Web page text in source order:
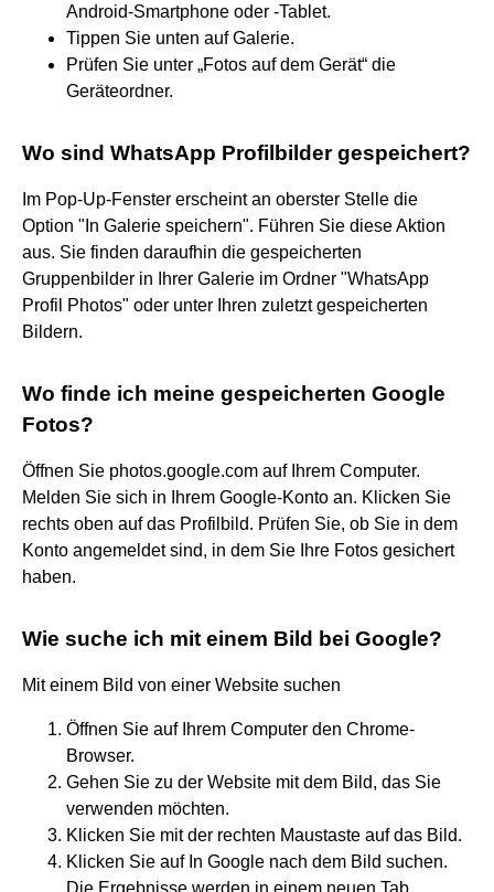
Android-Smartphone oder ‑Tablet.
Tippen Sie unten auf Galerie.
Prüfen Sie unter „Fotos auf dem Gerät“ die
Geräteordner.
Wo sind WhatsApp Profilbilder gespeichert?
Im Pop-Up-Fenster erscheint an oberster Stelle die
Option "In Galerie speichern". Führen Sie diese Aktion
aus. Sie finden daraufhin die gespeicherten
Gruppenbilder in Ihrer Galerie im Ordner "WhatsApp
Profil Photos" oder unter Ihren zuletzt gespeicherten
Bildern.
Wo finde ich meine gespeicherten Google
Fotos?
Öffnen Sie photos.google.com auf Ihrem Computer.
Melden Sie sich in Ihrem Google-Konto an. Klicken Sie
rechts oben auf das Profilbild. Prüfen Sie, ob Sie in dem
Konto angemeldet sind, in dem Sie Ihre Fotos gesichert
haben.
Wie suche ich mit einem Bild bei Google?
Mit einem Bild von einer Website suchen
Öffnen Sie auf Ihrem Computer den Chrome-
Browser.
Gehen Sie zu der Website mit dem Bild, das Sie
verwenden möchten.
Klicken Sie mit der rechten Maustaste auf das Bild.
Klicken Sie auf In Google nach dem Bild suchen.
Die Ergebnisse werden in einem neuen Tab